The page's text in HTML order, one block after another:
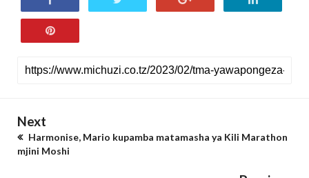
Next
Harmonise, Mario kupamba matamasha ya Kili Marathon
mjini Moshi